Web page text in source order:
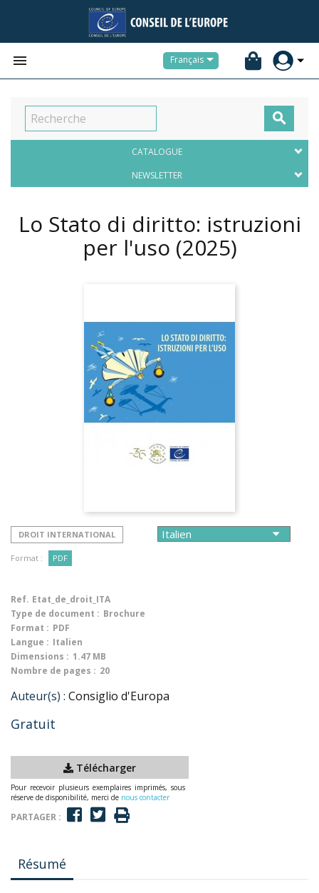
 Français

CATALOGUE
NEWSLETTER
Lo Stato di diritto: istruzioni
per l'uso (2025)
DROIT INTERNATIONAL
Format : PDF
Ref. Etat_de_droit_ITA
Type de document : Brochure
Format : PDF
Langue : Italien
Dimensions : 1.47 MB
Nombre de pages : 20
Auteur(s) : Consiglio d'Europa
Gratuit
Télécharger
Pour recevoir plusieurs exemplaires imprimés, sous
réserve de disponibilité, merci de nous contacter
PARTAGER :
Résumé